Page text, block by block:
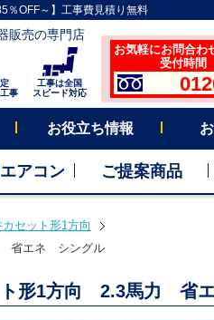
％OFF～】工事費見積り無料
販売の専門店
事
工事は全国
スピード対応
お気軽にお問合わ
受付時間
お役立ち情報
アコン ご提案商品
カセット形1方向
省エネ シングル
ト形1方向 2.3馬力 省